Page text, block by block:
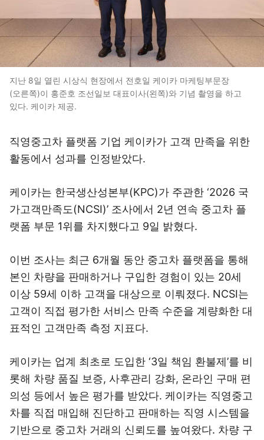
지난 8일 열린 시상식 현장에서 전호일 케이카 마케팅부문장
(오른쪽)이 홍준호 조선일보 대표이사(왼쪽)와 기념 촬영을 하고
있다. 케이카 제공.
직영중고차 플랫폼 기업 케이카가 고객 만족을 위한
활동에서 성과를 인정받았다.
케이카는 한국생산성본부(KPC)가 주관한 ‘2026 국
가고객만족도(NCSI)’ 조사에서 2년 연속 중고차 플
랫폼 부문 1위를 차지했다고 9일 밝혔다.
이번 조사는 최근 6개월 동안 중고차 플랫폼을 통해
본인 차량을 판매하거나 구입한 경험이 있는 20세
이상 59세 이하 고객을 대상으로 이뤄졌다. NCSI는
고객이 직접 평가한 서비스 만족 수준을 계량화한 대
표적인 고객만족 측정 지표다.
케이카는 업계 최초로 도입한 ‘3일 책임 환불제’를 비
롯해 차량 품질 보증, 사후관리 강화, 온라인 구매 편
의성 등에서 높은 평가를 받았다. 케이카는 직영중고
차를 직접 매입해 진단하고 판매하는 직영 시스템을
기반으로 중고차 거래의 신뢰도를 높여왔다. 차량 구